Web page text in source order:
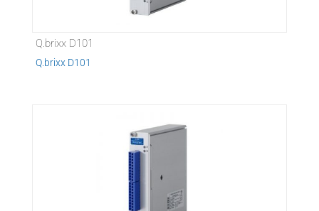
Q.brixx D101
Q.brixx D101